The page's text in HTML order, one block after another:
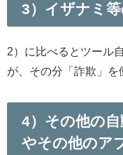
3）イザナミ
2）に比べるとツール
が、その分「詐欺」を
4）その他の
やその他のア